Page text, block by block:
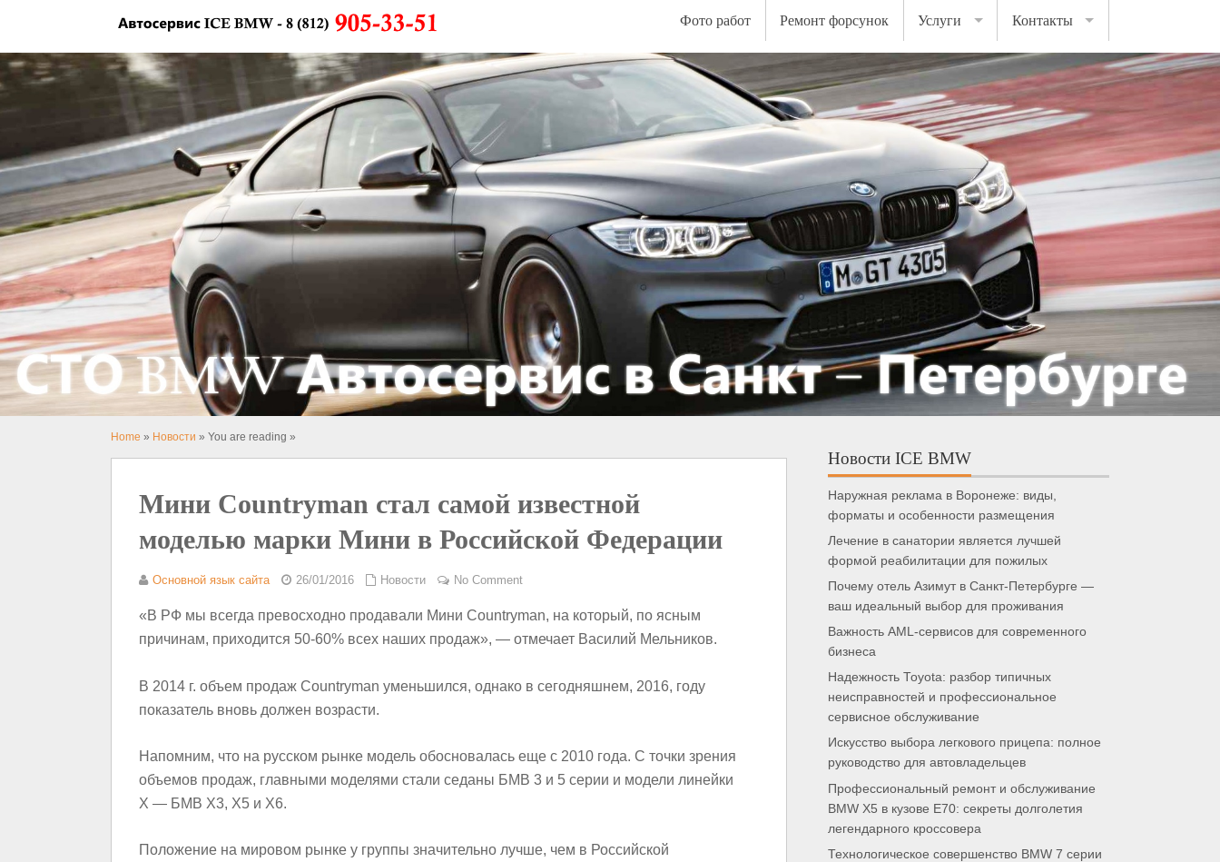
Фото работ Ремонт форсунок Услуги Контакты
Home » Новости » You are reading »
Мини Countryman стал самой известной
моделью марки Мини в Российской Федерации
Основной язык сайта 26/01/2016 Новости No Comment
«В РФ мы всегда превосходно продавали Мини Countryman, на который, по ясным
причинам, приходится 50-60% всех наших продаж», — отмечает Василий Мельников.
В 2014 г. объем продаж Countryman уменьшился, однако в сегодняшнем, 2016, году
показатель вновь должен возрасти.
Напомним, что на русском рынке модель обосновалась еще с 2010 года. С точки зрения
объемов продаж, главными моделями стали седаны БМВ 3 и 5 серии и модели линейки
Х — БМВ X3, X5 и X6.
Положение на мировом рынке у группы значительно лучше, чем в Российской
Новости ICE BMW
Наружная реклама в Воронеже: виды,
форматы и особенности размещения
Лечение в санатории является лучшей
формой реабилитации для пожилых
Почему отель Азимут в Санкт-Петербурге —
ваш идеальный выбор для проживания
Важность AML-сервисов для современного
бизнеса
Надежность Toyota: разбор типичных
неисправностей и профессиональное
сервисное обслуживание
Искусство выбора легкового прицепа: полное
руководство для автовладельцев
Профессиональный ремонт и обслуживание
BMW X5 в кузове E70: секреты долголетия
легендарного кроссовера
Технологическое совершенство BMW 7 серии